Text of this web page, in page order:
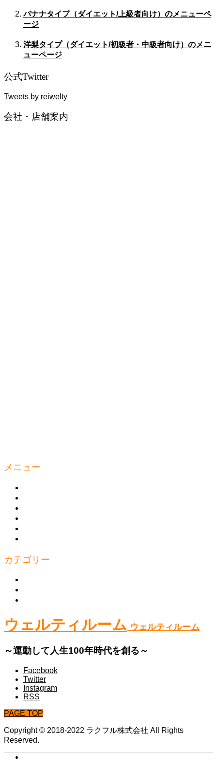
バナナタイプ（ダイエット/上級者向け）のメニューペ
ージ
洋梨タイプ（ダイエット/初級者・中級者向け）のメニ
ューページ
公式Twitter
Tweets by reiwelty
会社・店舗案内
メニュー
カテゴリー
ウェルティルーム ウェルティルーム
～運動して人生100年時代を創る～
Facebook
Twitter
Instagram
RSS
PAGE TOP
Copyright © 2018-2022 ラクフル株式会社 All Rights
Reserved.